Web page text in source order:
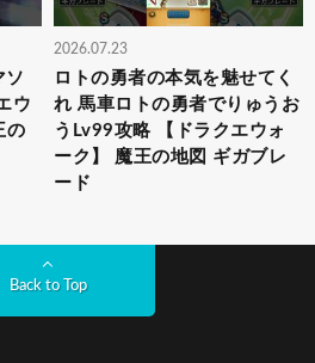
ソ
ウ
の
2026.07.23
ロトの勇者の本気を魅せてく
れ 馬車ロトの勇者でりゅうお
うLv99攻略 【ドラクエウォ
ーク】 魔王の地図 ギガブレ
ード
Back to Top